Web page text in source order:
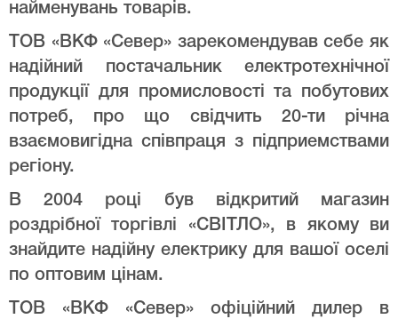
найменувань товарів.
ТОВ «ВКФ «Север» зарекомендував себе як
надійний постачальник електротехнічної
продукції для промисловості та побутових
потреб, про що свідчить 20-ти річна
взаємовигідна співпраця з підприемствами
регіону.
В 2004 році був відкритий магазин
роздрібної торгівлі «СВІТЛО», в якому ви
знайдите надійну електрику для вашої оселі
по оптовим цінам.
ТОВ «ВКФ «Север» офіційний дилер в